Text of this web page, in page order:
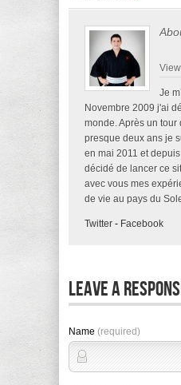
Je
Novembre 2009 j'ai
monde. Après un tour
presque deux ans je
en mai 2011 et
décidé de lancer ce
avec vous mes
de vie au pays du
Twitter - Facebook
Leave A
Name (required)